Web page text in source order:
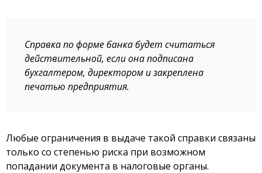
Справка по форме банка будет считаться
действительной, если она подписана
бухгалтером, директором и закреплена
печатью предприятия.
Любые ограничения в выдаче такой справки связаны
только со степенью риска при возможном
попадании документа в налоговые органы.